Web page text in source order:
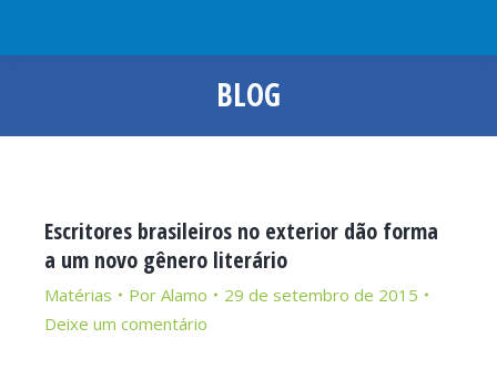
BLOG
Você está aqui:
Escritores brasileiros no exterior dão forma
a um novo gênero literário
Matérias Por Alamo
29 de setembro de 2015
Deixe um comentário